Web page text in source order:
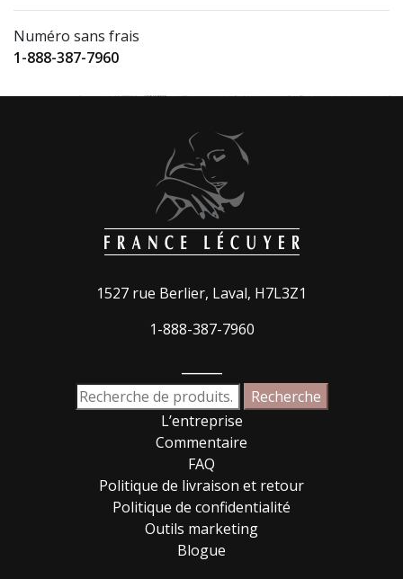
Numéro sans frais
1-888-387-7960
1527 rue Berlier, Laval, H7L3Z1
1-888-387-7960
Recherche
pour :
Recherche
L’entreprise
Commentaire
FAQ
Politique de livraison et retour
Politique de confidentialité
Outils marketing
Blogue